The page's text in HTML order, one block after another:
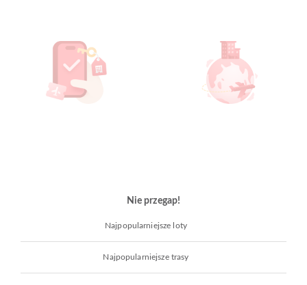
Nie przegap!
Najpopularniejsze loty
Najpopularniejsze trasy